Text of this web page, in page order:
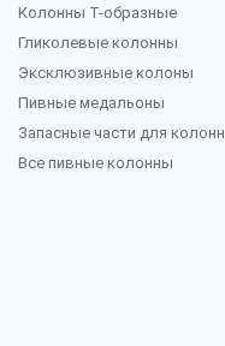
Колонны Т-образные
Гликолевые колонны
Эксклюзивные колоны
Пивные медальоны
Запасные части для колонн
Все пивные колонны